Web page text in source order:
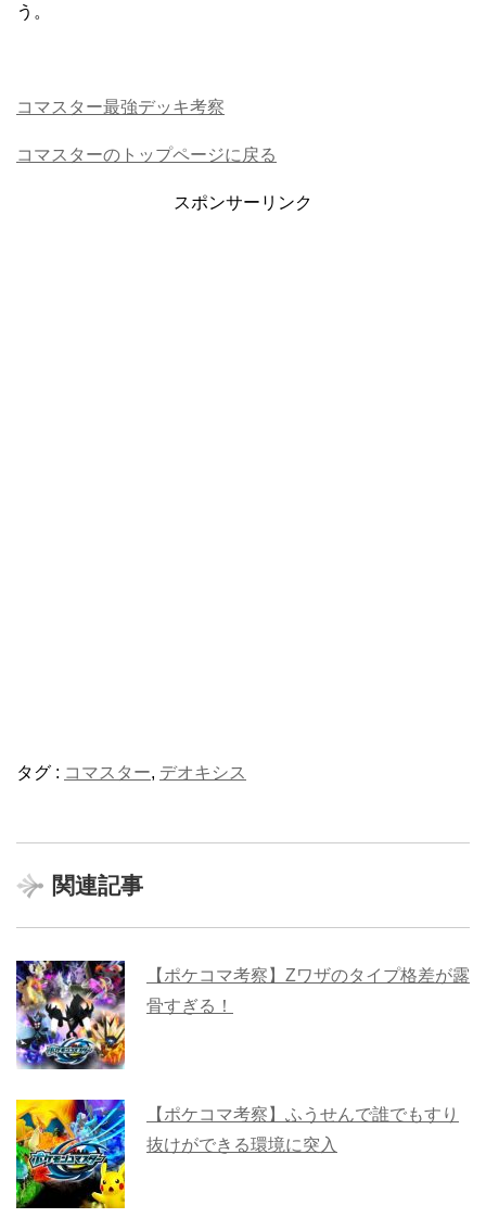
う。
コマスター最強デッキ考察
コマスターのトップページに戻る
スポンサーリンク
タグ : コマスター, デオキシス
関連記事
【ポケコマ考察】Zワザのタイプ格差が露
骨すぎる！
【ポケコマ考察】ふうせんで誰でもすり
抜けができる環境に突入